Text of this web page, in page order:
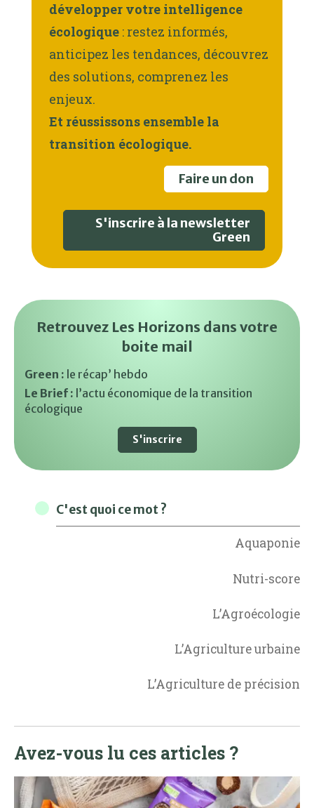
développer votre intelligence
écologique : restez informés,
anticipez les tendances, découvrez
des solutions, comprenez les
enjeux.
Et réussissons ensemble la
transition écologique.
Faire un don
S'inscrire à la newsletter
Green
Retrouvez Les Horizons dans votre
boite mail
Green : le récap’ hebdo
Le Brief : l’actu économique de la transition
écologique
S'inscrire
C'est quoi ce mot ?
Aquaponie
Nutri-score
L’Agroécologie
L’Agriculture urbaine
L’Agriculture de précision
Avez-vous lu ces articles ?